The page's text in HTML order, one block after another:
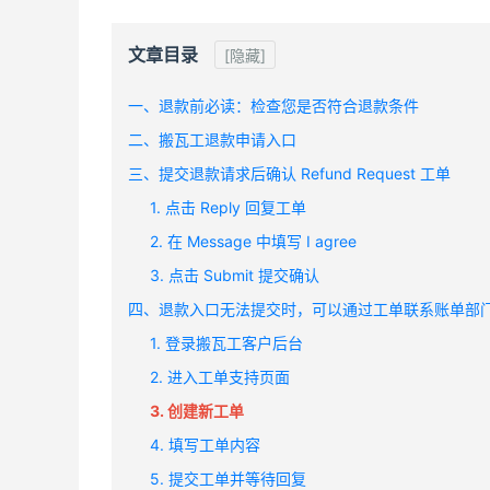
文章目录 [隐藏]
一、退款前必读：检查您是否符合退款条件
二、搬瓦工退款申请入口
三、提交退款请求后确认 Refund Request 工单
1. 点击 Reply 回复工单
2. 在 Message 中填写 I agree
3. 点击 Submit 提交确认
四、退款入口无法提交时，可以通过工单联系账单部
1. 登录搬瓦工客户后台
2. 进入工单支持页面
3. 创建新工单
4. 填写工单内容
5. 提交工单并等待回复